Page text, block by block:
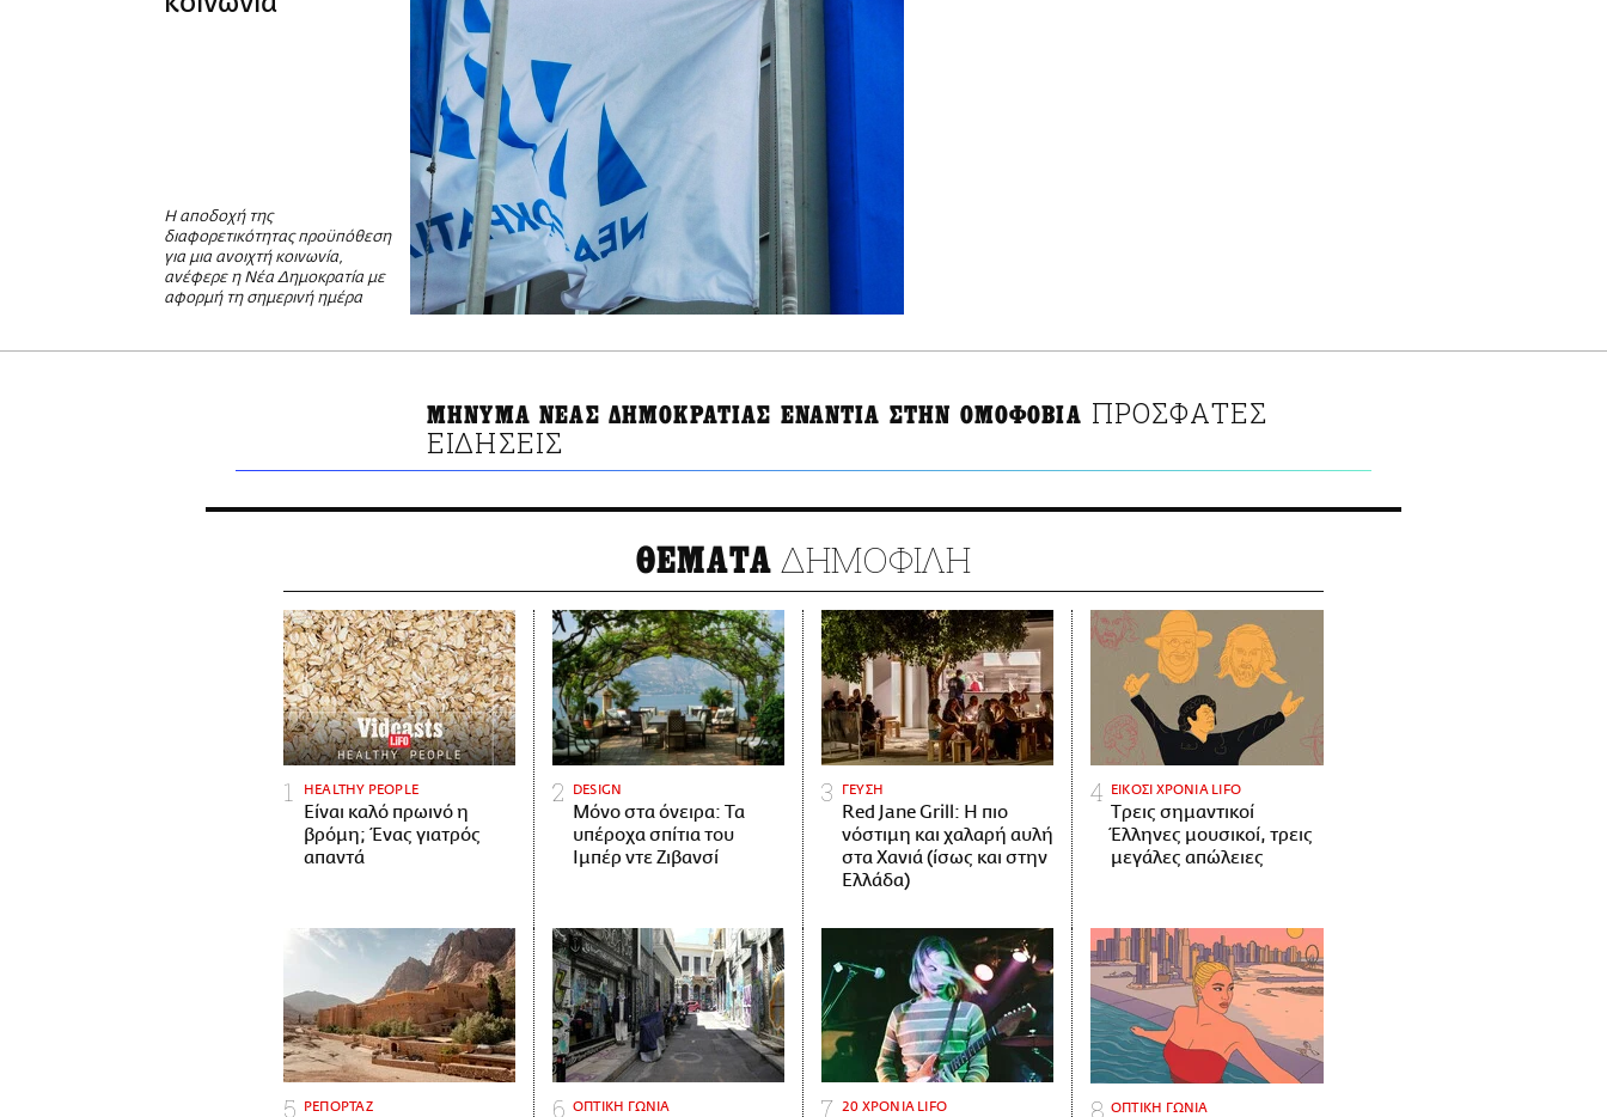
Η αποδοχή της
διαφορετικότητας προϋπόθεση
για μια ανοιχτή κοινωνία,
ανέφερε η Νέα Δημοκρατία με
αφορμή τη σημερινή ημέρα
ΜΗΝΥΜΑ ΝΕΑΣ ΔΗΜΟΚΡΑΤΙΑΣ ΕΝΑΝΤΙΑ ΣΤΗΝ ΟΜΟΦΟΒΙΑ ΠΡΟΣΦΑΤΕΣ
ΕΙΔΗΣΕΙΣ
ΘΕΜΑΤΑ ΔΗΜΟΦΙΛΗ
HEALTHY PEOPLE
Είναι καλό πρωινό η
βρόμη; Ένας γιατρός
απαντά
DESIGN
Μόνο στα όνειρα: Τα
υπέροχα σπίτια του
Ιμπέρ ντε Ζιβανσί
ΓΕΥΣΗ
Red Jane Grill: Η πιο
νόστιμη και χαλαρή αυλή
στα Χανιά (ίσως και στην
Ελλάδα)
ΕΙΚΟΣΙ ΧΡΟΝΙΑ LIFO
Tρεις σημαντικοί
Έλληνες μουσικοί, τρεις
μεγάλες απώλειες
ΡΕΠΟΡΤΑΖ ΟΠΤΙΚΗ ΓΩΝΙΑ 20 ΧΡΟΝΙΑ LIFO ΟΠΤΙΚΗ ΓΩΝΙΑ